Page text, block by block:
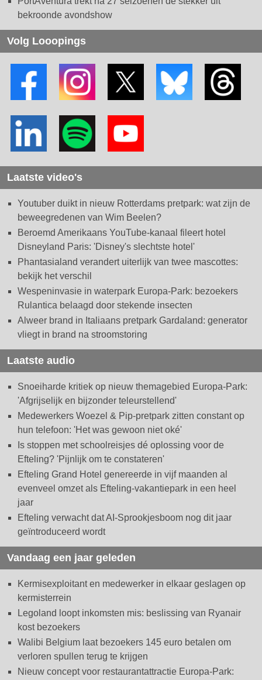
bekroonde avondshow
Volg Looopings
Laatste video's
Youtuber duikt in nieuw Rotterdams pretpark: wat zijn de
beweegredenen van Wim Beelen?
Beroemd Amerikaans YouTube-kanaal fileert hotel
Disneyland Paris: 'Disney's slechtste hotel'
Phantasialand verandert uiterlijk van twee mascottes:
bekijk het verschil
Wespeninvasie in waterpark Europa-Park: bezoekers
Rulantica belaagd door stekende insecten
Alweer brand in Italiaans pretpark Gardaland: generator
vliegt in brand na stroomstoring
Laatste audio
Snoeiharde kritiek op nieuw themagebied Europa-Park:
'Afgrijselijk en bijzonder teleurstellend'
Medewerkers Woezel & Pip-pretpark zitten constant op
hun telefoon: 'Het was gewoon niet oké'
Is stoppen met schoolreisjes dé oplossing voor de
Efteling? 'Pijnlijk om te constateren'
Efteling Grand Hotel genereerde in vijf maanden al
evenveel omzet als Efteling-vakantiepark in een heel
jaar
Efteling verwacht dat AI-Sprookjesboom nog dit jaar
geïntroduceerd wordt
Vandaag een jaar geleden
Kermisexploitant en medewerker in elkaar geslagen op
kermisterrein
Legoland loopt inkomsten mis: beslissing van Ryanair
kost bezoekers
Walibi Belgium laat bezoekers 145 euro betalen om
verloren spullen terug te krijgen
Nieuw concept voor restaurantattractie Europa-Park: